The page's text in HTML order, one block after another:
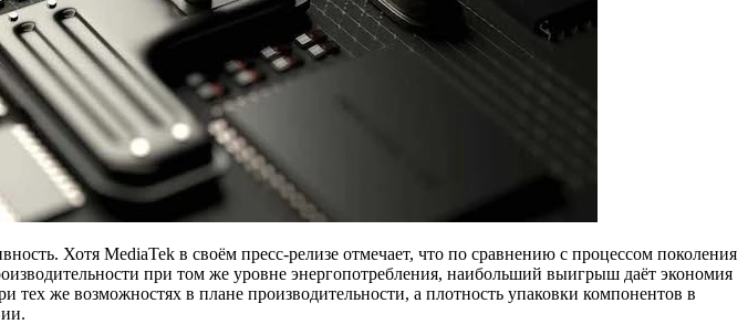
Хотя MediaTek в своём пресс-релизе отмечает, что по сравнению с процессом поколения
при том же уровне энергопотребления, наибольший выигрыш даёт экономия
тех же возможностях в плане производительности, а плотность упаковки компонентов в